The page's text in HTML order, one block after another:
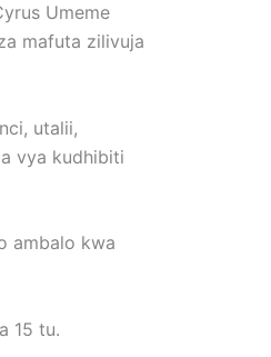
Umeme
mafuta zilivuja
utalii,
vya kudhibiti
ambalo kwa
15 tu.